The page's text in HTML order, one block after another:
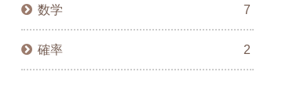
数学 7
確率 2